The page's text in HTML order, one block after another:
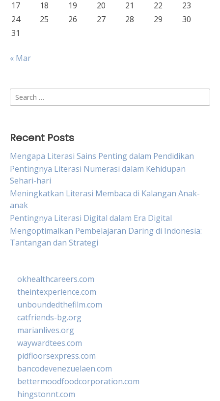
17 18 19 20 21 22
23
24
25 26 27 28 29
30
31
« Mar
Search
for:
Recent Posts
Mengapa Literasi Sains Penting dalam Pendidikan
Pentingnya Literasi Numerasi dalam Kehidupan
Sehari-hari
Meningkatkan Literasi Membaca di Kalangan Anak-
anak
Pentingnya Literasi Digital dalam Era Digital
Mengoptimalkan Pembelajaran Daring di Indonesia:
Tantangan dan Strategi
okhealthcareers.com
theintexperience.com
unboundedthefilm.com
catfriends-bg.org
marianlives.org
waywardtees.com
pidfloorsexpress.com
bancodevenezuelaen.com
bettermoodfoodcorporation.com
hingstonnt.com